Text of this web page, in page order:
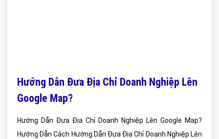
Hướng Dẫn Đưa Địa Chỉ Doanh Nghiệp Lên
Google Map?
Hướng Dẫn Đưa Địa Chỉ Doanh Nghiệp Lên Google Map?
Hướng Dẫn Cách Hướng Dẫn Đưa Địa Chỉ Doanh Nghiệp Lên